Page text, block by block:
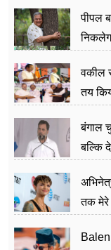
पीपल
वकील
तय
बंगाल
बल्कि
तक मेरे